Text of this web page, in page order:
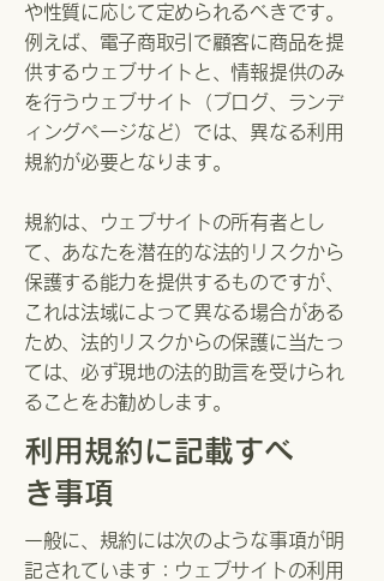
や性質に応じて定められるべきです。
例えば、電子商取引で顧客に商品を提
供するウェブサイトと、情報提供のみ
を行うウェブサイト（ブログ、ランデ
ィングページなど）では、異なる利用
規約が必要となります。
規約は、ウェブサイトの所有者とし
て、あなたを潜在的な法的リスクから
保護する能力を提供するものですが、
これは法域によって異なる場合がある
ため、法的リスクからの保護に当たっ
ては、必ず現地の法的助言を受けられ
ることをお勧めします。
利用規約に記載すべ
き事項
一般に、規約には次のような事項が明
記されています：ウェブサイトの利用